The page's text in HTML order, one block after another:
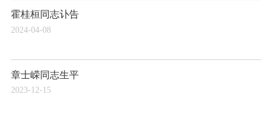
霍桂桓同志讣告
2024-04-08
章士嵘同志生平
2023-12-15